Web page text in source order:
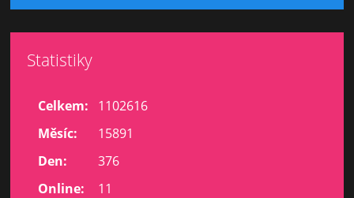
Statistiky
Online: 11
Celkem:
1102616
Měsíc:
15891
Den:
376